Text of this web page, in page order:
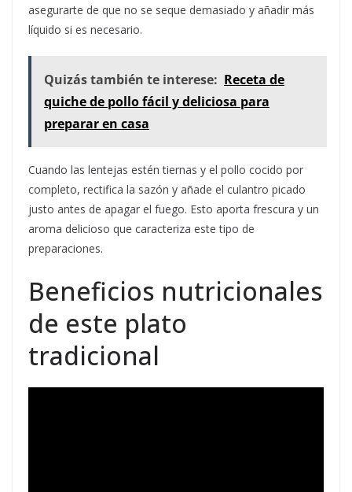
asegurarte de que no se seque demasiado y añadir más
líquido si es necesario.
Quizás también te interese: Receta de
quiche de pollo fácil y deliciosa para
preparar en casa
Cuando las lentejas estén tiernas y el pollo cocido por
completo, rectifica la sazón y añade el culantro picado
justo antes de apagar el fuego. Esto aporta frescura y un
aroma delicioso que caracteriza este tipo de
preparaciones.
Beneficios nutricionales
de este plato
tradicional